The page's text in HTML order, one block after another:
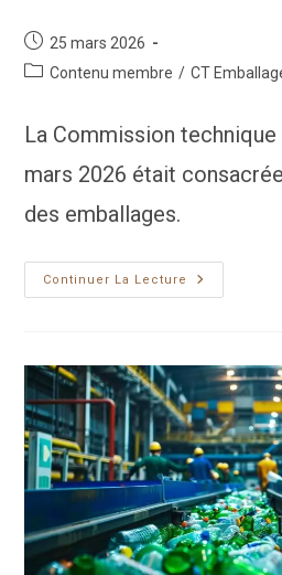
Publication
publiée :
25 mars 2026
PostContenu membre / CT
La Commission
mars 2026 était
des emballages.
Continuer La Lecture
Print
6